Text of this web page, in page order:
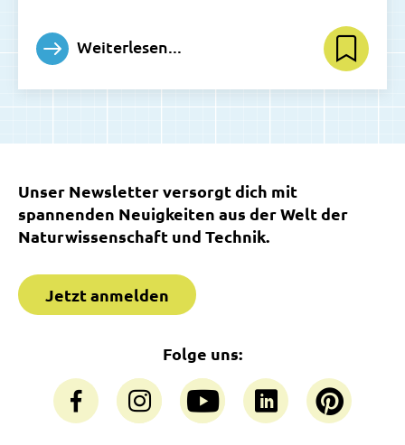
Weiterlesen...
Unser Newsletter versorgt dich mit
spannenden Neuigkeiten aus der Welt der
Naturwissenschaft und Technik.
Jetzt anmelden
Folge uns: